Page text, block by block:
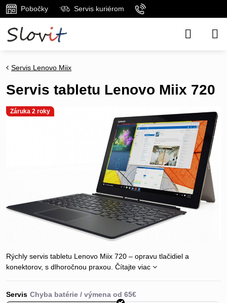
Pobočky Servis kuriérom
Záruka 2 roky
Servis Lenovo Miix
Servis tabletu Lenovo Miix 720
Rýchly servis tabletu Lenovo Miix 720 – opravu tlačidiel a
konektorov, s dlhoročnou praxou. Čítajte viac
Servis